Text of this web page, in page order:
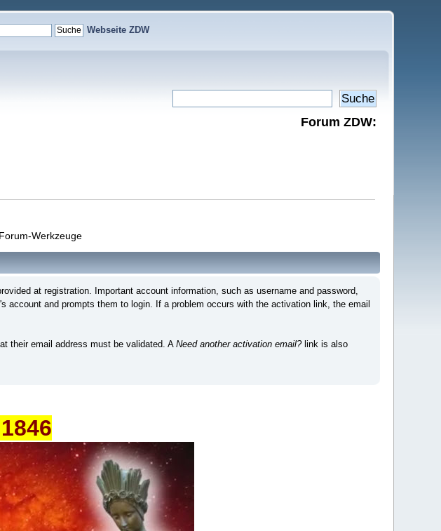
Webseite ZDW
Forum ZDW:
Forum-Werkzeuge
at registration. Important account information, such as username and password,
and prompts them to login. If a problem occurs with the activation link, the email
their email address must be validated. A Need another activation email?link is also